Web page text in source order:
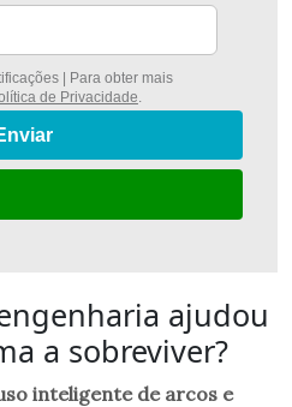
| Para obter mais
de Privacidade
ajudou
a sobreviver?
inteligente de arcos e